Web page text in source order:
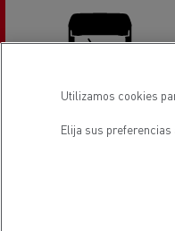
Sustitución de lunas
Utilizamos cookies
Elija sus preferencias